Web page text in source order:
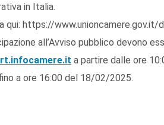
in Italia.
qui: https://
all’Avviso pubblico devono
a partire dalle ore
a ore 16:00 del 18/02/2025.